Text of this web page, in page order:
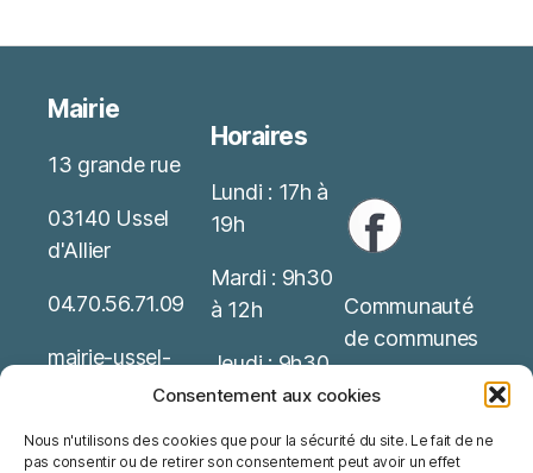
Consentement aux cookies
Nous n'utilisons des cookies que pour la sécurité du site. Le fait de ne
pas consentir ou de retirer son consentement peut avoir un effet
Mairie
13 grande rue
03140 Ussel
d'Allier
04.70.56.71.09
mairie-ussel-
allier(at)wanado
Horaires
Lundi : 17h à
19h
Mardi : 9h30
à 12h
Jeudi : 9h30
à 12h
Possibilité de
Communauté
de communes
Service Public
Office de